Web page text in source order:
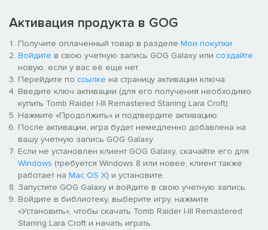
Активация продукта в GOG
Получите оплаченный товар в разделе Мои покупки.
Войдите в свою учетную запись GOG Galaxy или создайте
новую, если у вас её еще нет.
Перейдите по ссылке на страницу активации ключа.
Введите ключ активации (для его получения необходимо
купить Tomb Raider I-III Remastered Starring Lara Croft).
Нажмите «Продолжить» и подтвердите активацию.
После активации, игра будет немедленно добавлена на
вашу учетную запись GOG Galaxy.
Если не установлен клиент GOG Galaxy, скачайте его для
Windows (требуется Windows 8 или новее, клиент также
работает на Mac OS X) и установите.
Запустите GOG Galaxy и войдите в свою учетную запись.
Войдите в библиотеку, выберите игру, нажмите
«Установить», чтобы скачать Tomb Raider I-III Remastered
Starring Lara Croft и начать играть.